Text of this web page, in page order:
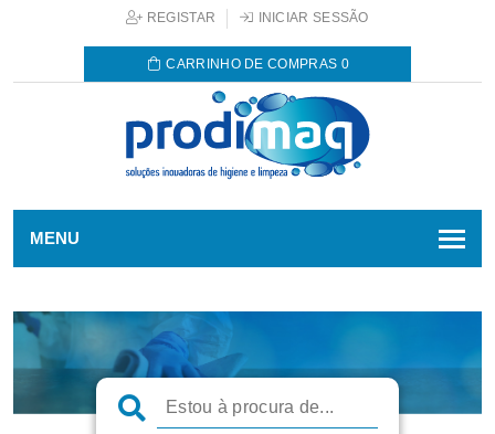
REGISTAR INICIAR SESSÃO
CARRINHO DE COMPRAS 0
MENU